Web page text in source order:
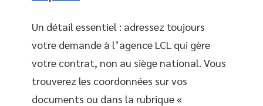
Un détail essentiel : adressez toujours
votre demande à l’agence LCL qui gère
votre contrat, non au siège national. Vous
trouverez les coordonnées sur vos
documents ou dans la rubrique «